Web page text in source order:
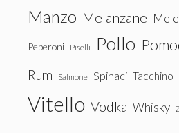
Manzo Melanzane Mele
Peperoni Piselli Pollo
Rum Salmone Spinaci Tacchino
Vitello Vodka Whisky